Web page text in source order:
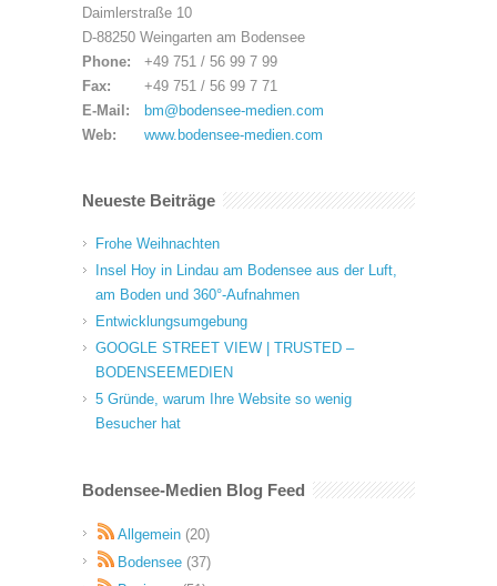
Daimlerstraße 10
D-88250 Weingarten am Bodensee
Phone:
+49 751 / 56 99 7 99
Fax:
+49 751 / 56 99 7 71
E-Mail:
bm@bodensee-medien.com
Web:
www.bodensee-medien.com
Neueste Beiträge
Frohe Weihnachten
Insel Hoy in Lindau am Bodensee aus der Luft,
am Boden und 360°-Aufnahmen
Entwicklungsumgebung
GOOGLE STREET VIEW | TRUSTED –
BODENSEEMEDIEN
5 Gründe, warum Ihre Website so wenig
Besucher hat
Bodensee-Medien Blog Feed
Allgemein (20)
Bodensee (37)